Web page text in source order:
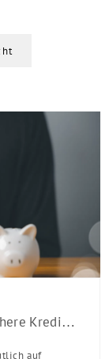
KfW-Förderung „Jung kauft Alt“: Höhere Kredite ab August 2026
auf